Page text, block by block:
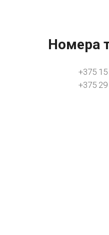
Номера
+375
+375